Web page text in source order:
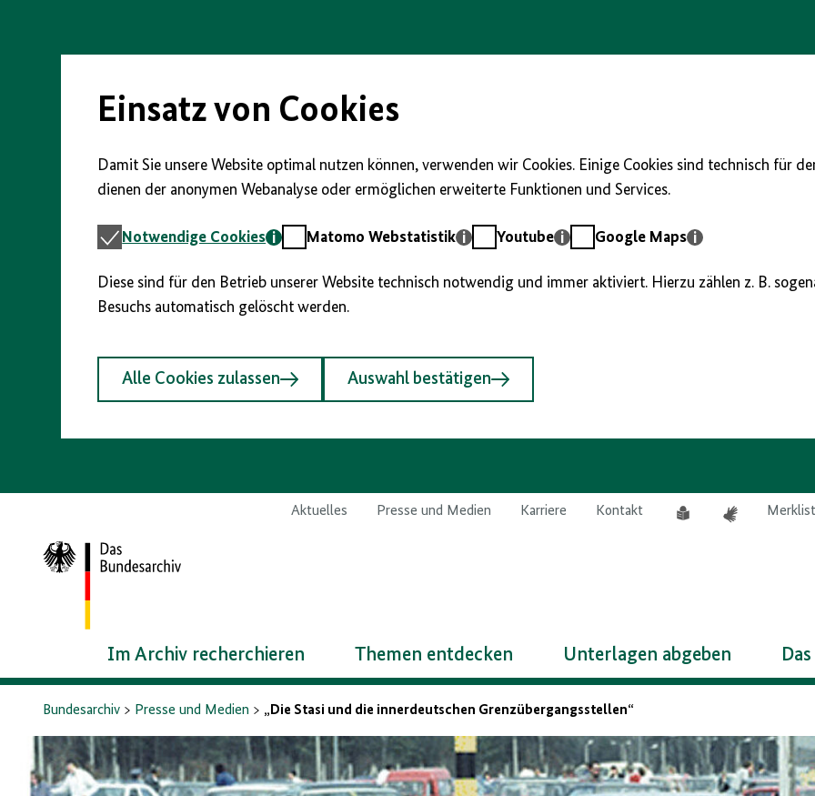
Seiteninhalt
Einsatz von Cookies
Damit Sie unsere Website optimal nutzen können, verwenden wir Cookies. Einige Cookies sind technisch für
dienen der anonymen Webanalyse oder ermöglichen erweiterte Funktionen und Services.
Notwendige
Notwendige Cookies
MatomoMatomo Webstatistik YoutubeYoutube
GoogleGoogle Maps
Diese sind für den Betrieb unserer Website technisch notwendig und immer aktiviert. Hierzu zählen z. B.
Besuchs automatisch gelöscht werden.
Alle Cookies zulassen Auswahl bestätigen
Aktuelles Presse und Medien Karriere Kontakt
Leichte
Zur
Startseite
Im Archiv recherchieren Themen entdecken Unterlagen abgeben
Bundesarchiv Presse und Medien „Die Stasi und die innerdeutschen Grenzübergangsstellen“